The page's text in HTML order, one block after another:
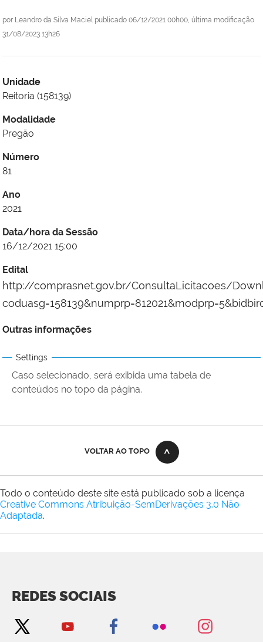
por Leandro da Silva Maciel publicado 06/12/2021 00h00, última modificação
31/08/2023 13h26
Unidade
Reitoria (158139)
Modalidade
Pregão
Número
81
Ano
2021
Data/hora da Sessão
16/12/2021 15:00
Edital
http://comprasnet.gov.br/ConsultaLicitacoes/
Outras informações
Settings
Caso selecionado, será exibida uma tabela de
conteúdos no topo da página.
VOLTAR AO TOPO
Todo o conteúdo deste site está publicado sob a licença
Creative Commons Atribuição-SemDerivações 3.0 Não
Adaptada.
REDES SOCIAIS